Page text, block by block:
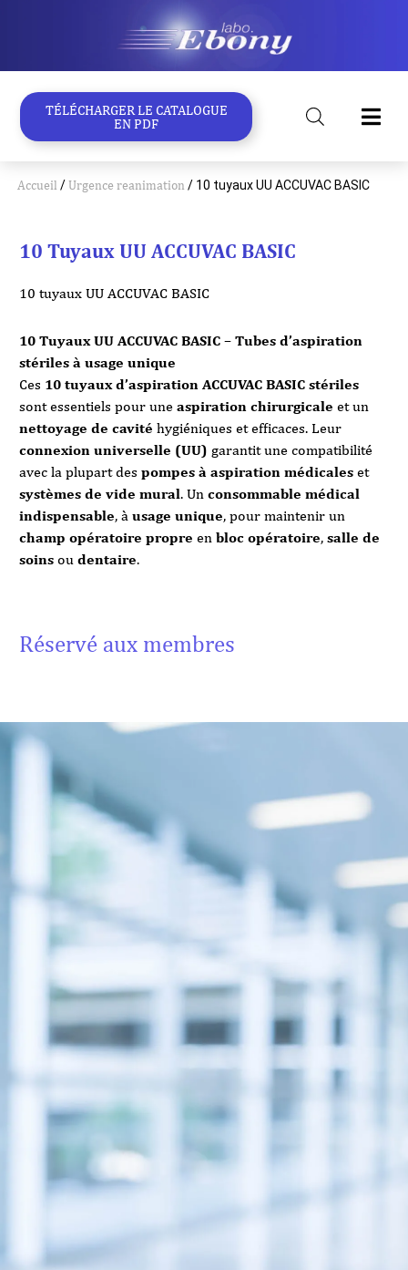
TÉLÉCHARGER LE CATALOGUE
EN PDF
Accueil /Urgence reanimation / 10 tuyaux UU ACCUVAC BASIC
10 Tuyaux UU ACCUVAC BASIC
10 tuyaux UU ACCUVAC BASIC
10 Tuyaux UU ACCUVAC BASIC – Tubes d’aspiration
stériles à usage unique
Ces 10 tuyaux d’aspiration ACCUVAC BASIC stériles
sont essentiels pour une aspiration chirurgicale et un
nettoyage de cavité hygiéniques et efficaces. Leur
connexion universelle (UU) garantit une compatibilité
avec la plupart des pompes à aspiration médicales et
systèmes de vide mural. Un consommable médical
indispensable, à usage unique, pour maintenir un
champ opératoire propre en bloc opératoire, salle de
soins ou dentaire.
Réservé aux membres